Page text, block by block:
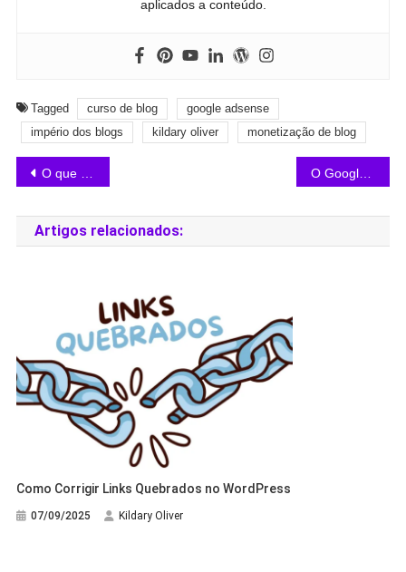
aplicados a conteúdo.
Tagged curso de blog
google adsense
império dos blogs
kildary oliver monetização de blog
O que é o arquivo llms.txt e como configurar no WordPress além do Rank Math O Google Está Avaliando Seu Blog Para Agentes de IA
Artigos relacionados:
Como Corrigir Links Quebrados no WordPress
07/09/2025 Kildary Oliver